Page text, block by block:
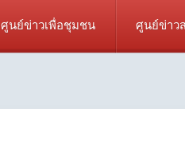
ศูนย์ข่าวเพื่อชุมชน ศูนย์ข่าว